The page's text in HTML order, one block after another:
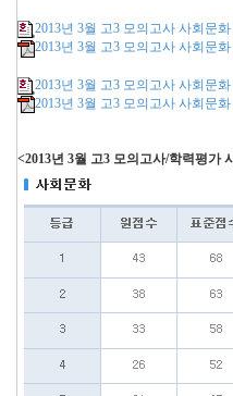
2013년 3월 고3 모의고사 사회문
2013년 3월 고3 모의고사 사회문
2013년 3월 고3 모의고사 사회문
2013년 3월 고3 모의고사 사회문
<2013년 3월 고3 모의고사/학력평가